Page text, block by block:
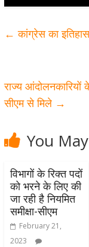
← कांग्रेस का
राज्य
सीएम से मिले →
You
विभागों के रिक्त पदों
को भरने के लिए की
जा रही है नियमित
समीक्षा-सीएम
February 21,
2023